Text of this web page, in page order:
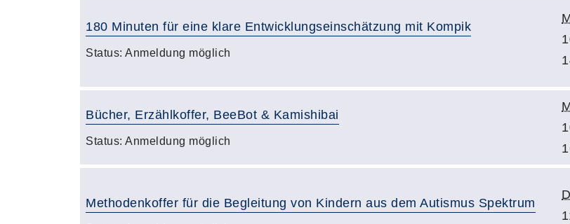
180 Minuten für eine klare Entwicklungseinschätzung mit Kompik
Status: Anmeldung möglich
Bücher, Erzählkoffer, BeeBot & Kamishibai
Status: Anmeldung möglich
Methodenkoffer für die Begleitung von Kindern aus dem Autismus Spektrum